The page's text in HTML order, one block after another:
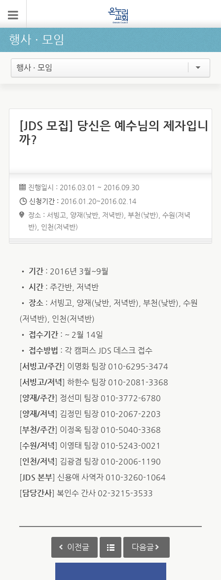
행사 ∙ 모임
행사 · 모임
[JDS 모집] 당신은 예수님의 제자입니
까?
진행일시 : 2016.03.01 ~ 2016.09.30
신청기간 : 2016.01.20~2016.02.14
장소 : 서빙고, 양재(낮반, 저녁반), 부천(낮반), 수원(저녁
반), 인천(저녁반)
• 기간: 2016년 3월~9월
• 시간: 주간반, 저녁반
• 장소: 서빙고, 양재(낮반, 저녁반), 부천(낮반), 수원
(저녁반), 인천(저녁반)
• 접수기간: ~ 2월 14일
• 접수방법 : 각 캠퍼스 JDS 데스크 접수
[서빙고/주간] 이명화 팀장 010-6295-3474
[서빙고/저녁] 하한수 팀장 010-2081-3368
[양재/주간] 정선미 팀장 010-3772-6780
[양재/저녁] 김정민 팀장 010-2067-2203
[부천/주간] 이정옥 팀장 010-5040-3368
[수원/저녁] 이영태 팀장 010-5243-0021
[인천/저녁] 김광겸 팀장 010-2006-1190
[JDS 본부] 신용애 사역자 010-3260-1064
[담당간사] 복인수 간사 02-3215-3533
이전글 다음글